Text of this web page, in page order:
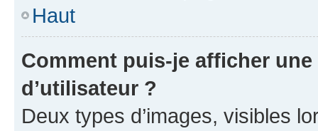
Haut
Comment puis-je afficher
d’utilisateur ?
Deux types d’images, visibles